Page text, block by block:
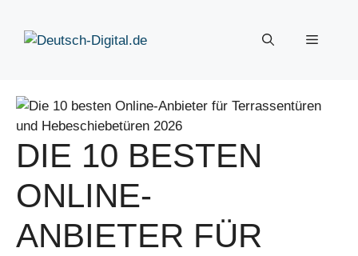
Inhalt
springen
Menü
DIE 10 BESTEN
ONLINE-
ANBIETER FÜR